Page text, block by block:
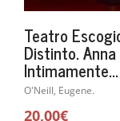
Teatro
Distinto.
Intimamente...
O'Neill, Eugene.
20,00€